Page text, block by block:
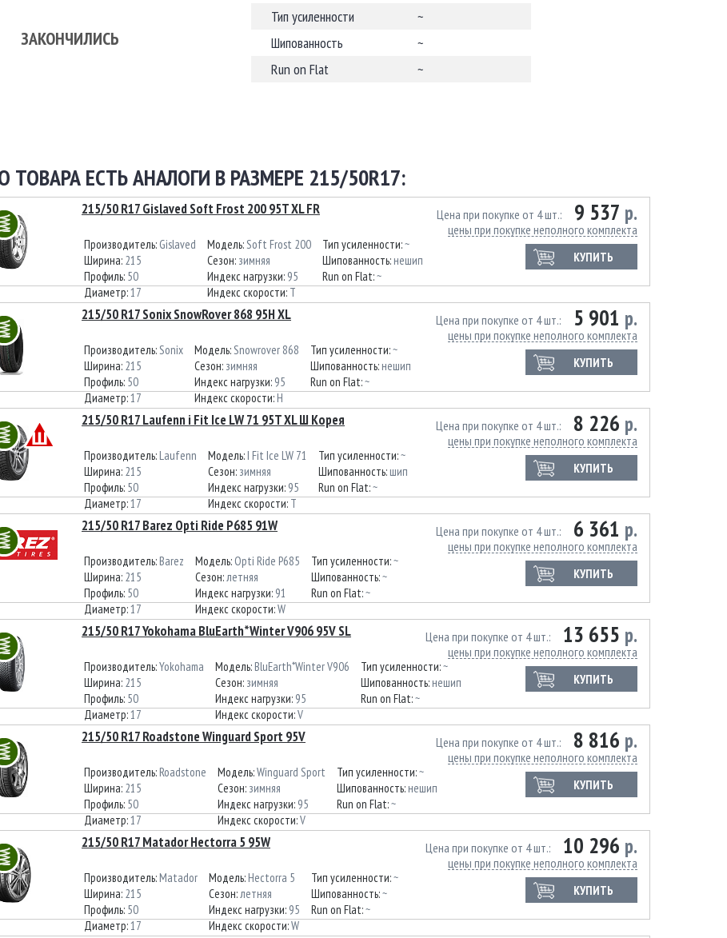
ЗАКОНЧИЛИСЬ
Тип усиленности
~
Шипованность
~
Run on Flat
~
ТОВАРА ЕСТЬ АНАЛОГИ В РАЗМЕРЕ 215/50R17:
215/50 R17 Gislaved Soft Frost 200 95T XL FR 9 537 р.
Цена при покупке от 4 шт.
цены при покупке неполного комплекта
КУПИТЬ
Производитель: Gislaved
Ширина: 215
Профиль: 50
Диаметр:17
Модель:Soft Frost 200
Сезон: зимняя
Индекс нагрузки: 95
Индекс скорости: T
Тип усиленности:~
Шипованность: нешип
Run on Flat:~
215/50 R17 Sonix SnowRover 868 95H XL 5 901 р.
Цена при покупке от 4 шт.
цены при покупке неполного комплекта
КУПИТЬ
Производитель:Sonix
Ширина: 215
Профиль: 50
Диаметр:17
Модель:Snowrover 868
Сезон: зимняя
Индекс нагрузки: 95
Индекс скорости: H
Тип усиленности:~
Шипованность: нешип
Run on Flat:~
215/50 R17 Laufenn i Fit Ice LW 71 95T XL Ш Корея 8 226 р.
Цена при покупке от 4 шт.
цены при покупке неполного комплекта
КУПИТЬ
Производитель: Laufenn
Ширина: 215
Профиль: 50
Диаметр:17
Модель: I Fit Ice LW 71
Сезон: зимняя
Индекс нагрузки: 95
Индекс скорости: T
Тип усиленности:~
Шипованность: шип
Run on Flat:~
215/50 R17 Barez Opti Ride P685 91W 6 361 р.
Цена при покупке от 4 шт.
цены при покупке неполного комплекта
КУПИТЬ
Производитель: Barez
Ширина: 215
Профиль: 50
Диаметр:17
Модель: Opti Ride P685
Сезон:летняя
Индекс нагрузки: 91
Индекс скорости:W
Тип усиленности:~
Шипованность:~
Run on Flat:~
215/50 R17 Yokohama BluEarth*Winter V906 95V SL 13 655 р.
Цена при покупке от 4 шт.
цены при покупке неполного комплекта
КУПИТЬ
Производитель:Yokohama
Ширина: 215
Профиль: 50
Диаметр:17
Модель: BluEarth*Winter V906
Сезон: зимняя
Индекс нагрузки: 95
Индекс скорости:V
Тип усиленности:~
Шипованность: нешип
Run on Flat:~
215/50 R17 Roadstone Winguard Sport 95V 8 816 р.
Цена при покупке от 4 шт.
цены при покупке неполного комплекта
КУПИТЬ
Производитель: Roadstone
Ширина: 215
Профиль: 50
Диаметр:17
Модель:Winguard Sport
Сезон: зимняя
Индекс нагрузки: 95
Индекс скорости:V
Тип усиленности:~
Шипованность: нешип
Run on Flat:~
215/50 R17 Matador Hectorra 5 95W 10 296 р.
Цена при покупке от 4 шт.
цены при покупке неполного комплекта
КУПИТЬ
Производитель: Matador
Ширина: 215
Профиль: 50
Диаметр:17
Модель: Hectorra 5
Сезон:летняя
Индекс нагрузки: 95
Индекс скорости:W
Тип усиленности:~
Шипованность:~
Run on Flat:~